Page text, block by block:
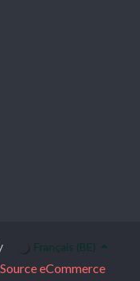
Français (BE)
eCommerce